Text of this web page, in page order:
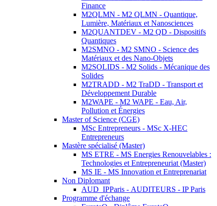
Finance
M2QLMN - M2 QLMN - Quantique,
Lumière, Matériaux et Nanosciences
M2QUANTDEV - M2 QD - Dispositifs
Quantiques
M2SMNO - M2 SMNO - Science des
Matériaux et des Nano-Objets
M2SOLIDS - M2 Solids - Mécanique des
Solides
M2TRADD - M2 TraDD - Transport et
Développement Durable
M2WAPE - M2 WAPE - Eau, Air,
Pollution et Énergies
Master of Science (CGE)
MSc Entrepreneurs - MSc X-HEC
Entrepreneurs
Mastère spécialisé (Master)
MS ETRE - MS Energies Renouvelables :
Technologies et Entrepreneuriat (Master)
MS IE - MS Innovation et Entreprenariat
Non Diplomant
AUD_IPParis - AUDITEURS - IP Paris
Programme d'échange